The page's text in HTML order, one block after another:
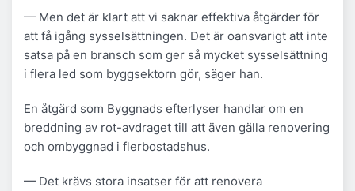
— Men det är klart att vi saknar effektiva åtgärder för
att få igång sysselsättningen. Det är oansvarigt att inte
satsa på en bransch som ger så mycket sysselsättning
i flera led som byggsektorn gör, säger han.
En åtgärd som Byggnads efterlyser handlar om en
breddning av rot-avdraget till att även gälla renovering
och ombyggnad i flerbostadshus.
— Det krävs stora insatser för att renovera